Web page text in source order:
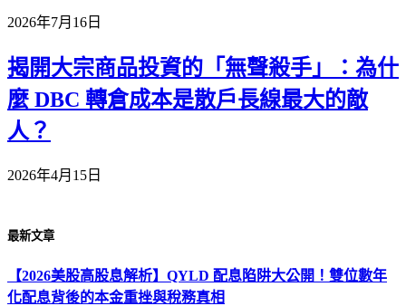
2026年7月16日
揭開大宗商品投資的「無聲殺手」：為什
麼 DBC 轉倉成本是散戶長線最大的敵
人？
2026年4月15日
最新文章
【2026美股高股息解析】QYLD 配息陷阱大公開！雙位數年
化配息背後的本金重挫與稅務真相